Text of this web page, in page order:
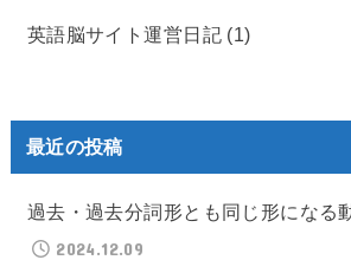
英語脳サイト運営日記 (1)
最近の投稿
過去・過去分詞形とも同じ形になる
2024.12.09